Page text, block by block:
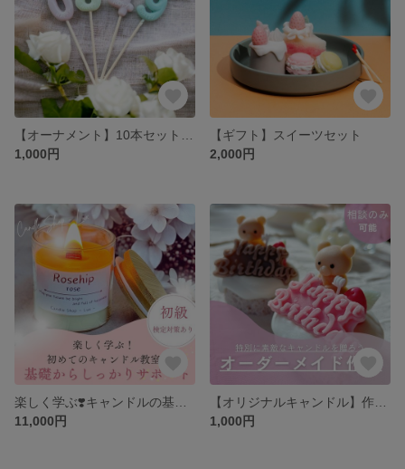
1,000円
【ギフト】スイーツセット
2,000円
11,000円
1,000円